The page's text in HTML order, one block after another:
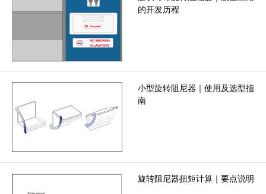
的开发历程
小型旋转阻尼器｜使用及选型指
南
旋转阻尼器扭矩计算｜要点说明